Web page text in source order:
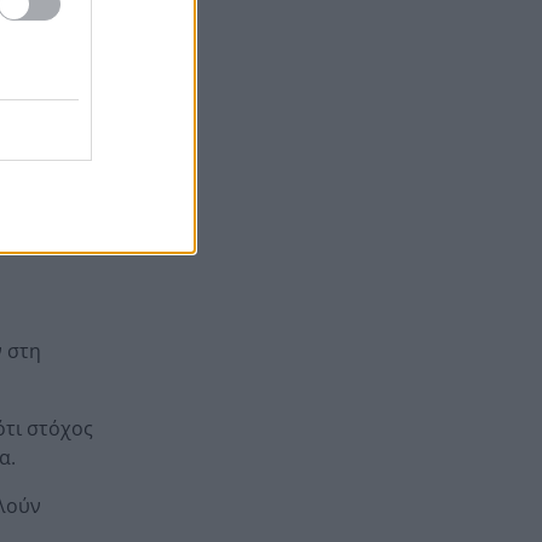
to the
στη
στόχος